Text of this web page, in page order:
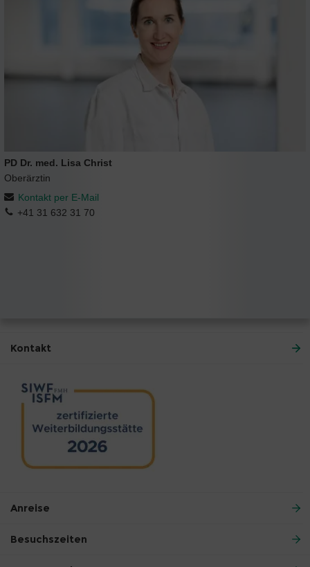
PD Dr. med. Lisa Christ
Oberärztin
Kontakt per E-Mail
+41 31 632 31 70
Kontakt
Anreise
Besuchszeiten